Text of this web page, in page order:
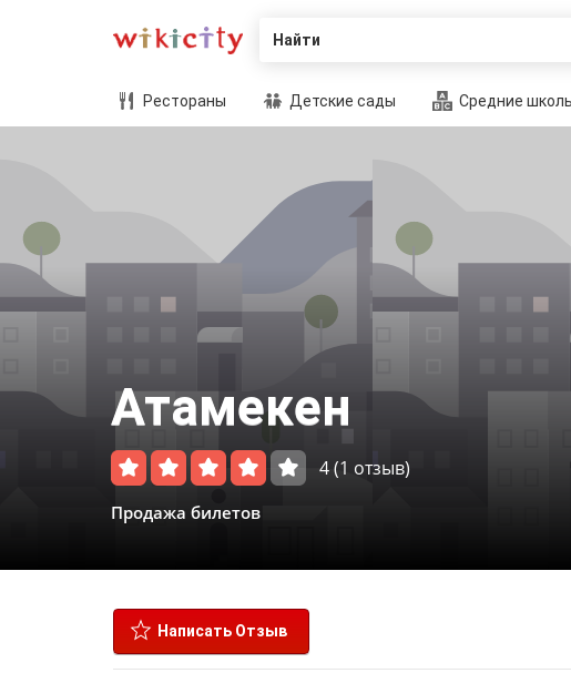
Найти
Рестораны Детские сады Средние
Атамекен
4(1 отзыв)
Продажа билетов
Написать Отзыв